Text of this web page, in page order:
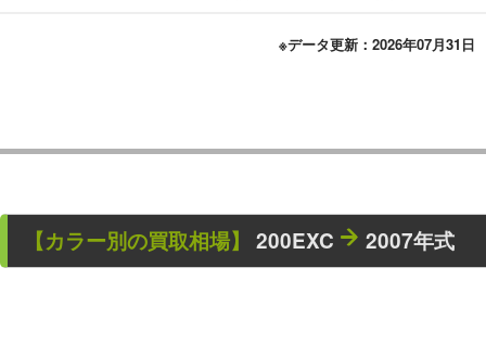
※データ更新：2026年07月31日
【カラー別の買取相場】 200EXC 2007年式